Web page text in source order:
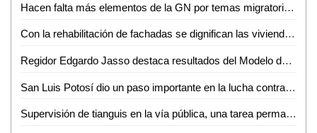
Hacen falta más elementos de la GN por temas migratorios en SLP: José Ramón Torres
Con la rehabilitación de fachadas se dignifican las viviendas potosinas: Alcalde Enrique Galindo
Regidor Edgardo Jasso destaca resultados del Modelo de Justicia Cívica en la Capital de SLP
San Luis Potosí dio un paso importante en la lucha contra la violencia de género: Dip. Gabriela Martínez Lárraga
Supervisión de tianguis en la vía pública, una tarea permanente del Ayuntamiento de San Luis Potosí